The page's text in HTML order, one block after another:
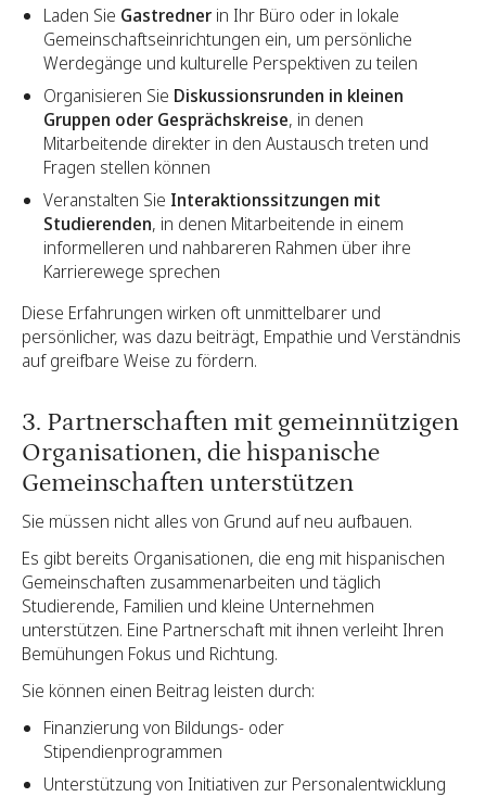
Laden Sie Gastredner in Ihr Büro oder in lokale
Gemeinschaftseinrichtungen ein, um persönliche
Werdegänge und kulturelle Perspektiven zu teilen
Organisieren Sie Diskussionsrunden in kleinen
Gruppen oder Gesprächskreise, in denen
Mitarbeitende direkter in den Austausch treten und
Fragen stellen können
Veranstalten Sie Interaktionssitzungen mit
Studierenden, in denen Mitarbeitende in einem
informelleren und nahbareren Rahmen über ihre
Karrierewege sprechen
Diese Erfahrungen wirken oft unmittelbarer und
persönlicher, was dazu beiträgt, Empathie und Verständnis
auf greifbare Weise zu fördern.
3. Partnerschaften mit gemeinnützigen
Organisationen, die hispanische
Gemeinschaften unterstützen
Sie müssen nicht alles von Grund auf neu aufbauen.
Es gibt bereits Organisationen, die eng mit hispanischen
Gemeinschaften zusammenarbeiten und täglich
Studierende, Familien und kleine Unternehmen
unterstützen. Eine Partnerschaft mit ihnen verleiht Ihren
Bemühungen Fokus und Richtung.
Sie können einen Beitrag leisten durch:
Finanzierung von Bildungs- oder
Stipendienprogrammen
Unterstützung von Initiativen zur Personalentwicklung